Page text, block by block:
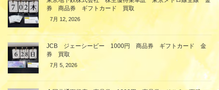
券 商品券 ギフトカード 買取
7月 12, 2026
JCB ジェーシービー 1000円 商品券 ギフトカード 金
券 買取
7月 5, 2026